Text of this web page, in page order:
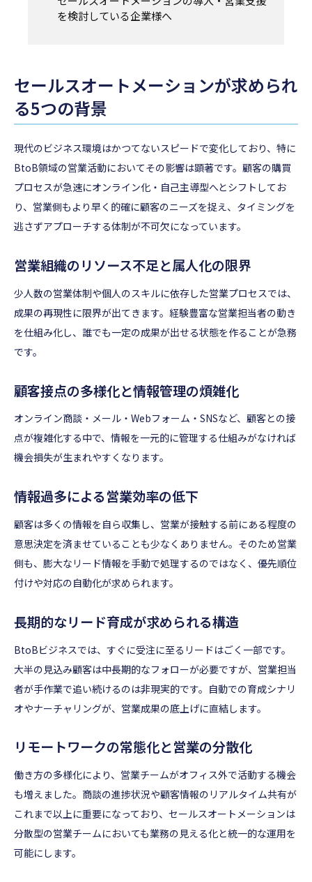
を検討している企業様へ
セールスオートメーションが求められ
る5つの背景
現代のビジネス環境はかつてないスピードで変化しており、特に
BtoB領域の営業活動においてその影響は顕著です。顧客の購買
プロセスが急速にオンライン化・自己主導型へとシフトしてお
り、営業側もより早く的確に顧客のニーズを捉え、タイミングを
逃さずアプローチする体制が不可欠になっています。
営業組織のリソース不足と属人化の限界
少人数の営業体制や個人のスキルに依存した営業プロセスでは、
成果の再現性に限界が出てきます。経験豊富な営業担当者の動き
を仕組み化し、誰でも一定の成果が出せる状態を作ることが急務
です。
顧客接点の多様化と情報管理の煩雑化
オンライン商談・メール・Webフォーム・SNSなど、顧客との接
点が複雑化する中で、情報を一元的に管理する仕組みがなければ
機会損失が生まれやすくなります。
情報過多による営業効率の低下
顧客は多くの情報を自ら収集し、営業が接触する前にある程度の
意思決定を済ませていることも少なくありません。そのため営業
側も、膨大なリード情報を手動で処理するのではなく、優先順位
付けや対応の自動化が求められます。
長期的なリード育成が求められる構造
BtoBビジネスでは、すぐに受注に至るリードはごく一部です。
大半の見込み顧客は中長期的なフォローが必要ですが、営業担当
者が手作業で追い続けるのは非現実的です。自動での育成シナリ
オやナーチャリングが、営業成果の底上げに直結します。
リモートワークの常態化と営業の分散化
働き方の多様化により、営業チームがオフィス外で活動する機会
も増えました。商談の進捗状況や顧客情報のリアルタイム共有が
これまで以上に重要になっており、セールスオートメーションは
分散型の営業チームにおいても業務の見える化と統一的な運用を
可能にします。